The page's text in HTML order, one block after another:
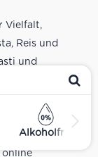
Alkoholfrei
Vielfalt,
Reis und
und
aus
Produkte
und
online